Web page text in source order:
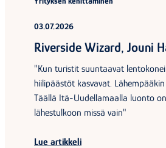
03.07.2026
Riverside Wizard, Jouni
"Kun turistit suuntaavat
hiilipäästöt kasvavat.
Täällä Itä-Uudellamaalla luonto
lähestulkoon missä vain"
Lue artikkeli